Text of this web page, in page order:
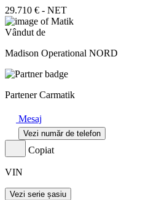
29.710 € - NET
Vândut de
Madison Operational NORD
Partener Carmatik
Mesaj
Vezi număr de telefon
Copiat
VIN
Vezi serie șasiu